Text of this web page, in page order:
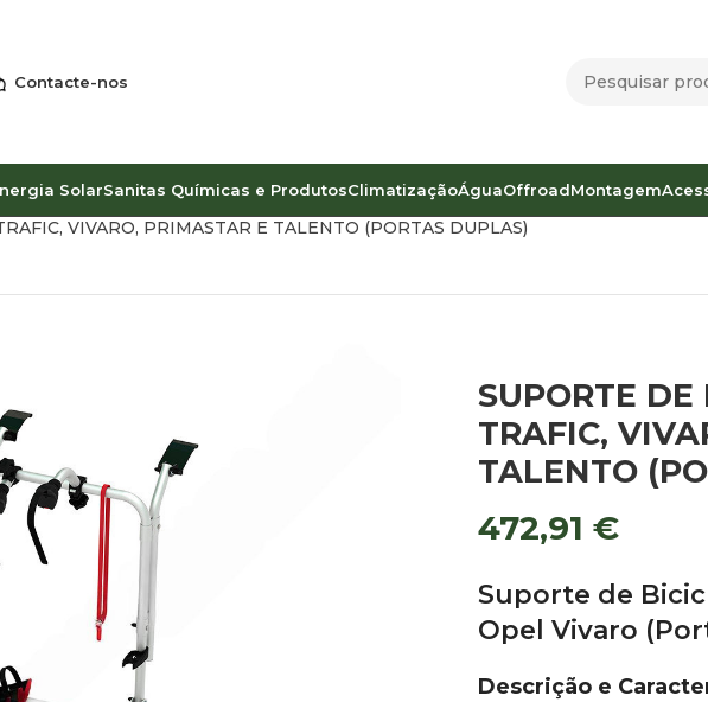
Contacte-nos
SolarSanitas Químicas e ProdutosClimatizaçãoÁguaOffroadMontagem
e Porta Equipamentos Porta Bicicletas
VIVARO, PRIMASTAR E TALENTO (PORTAS DUPLAS)
SUPORTE DE
TRAFIC,
TALENTO
472,91 €
Suporte de
Opel Vivaro
Descrição e